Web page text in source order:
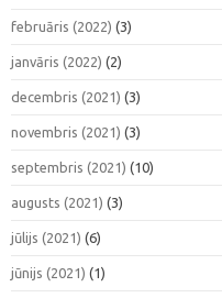
februāris (2022) (3)
janvāris (2022) (2)
decembris (2021) (3)
novembris (2021) (3)
septembris (2021) (10)
augusts (2021) (3)
jūlijs (2021) (6)
jūnijs (2021) (1)